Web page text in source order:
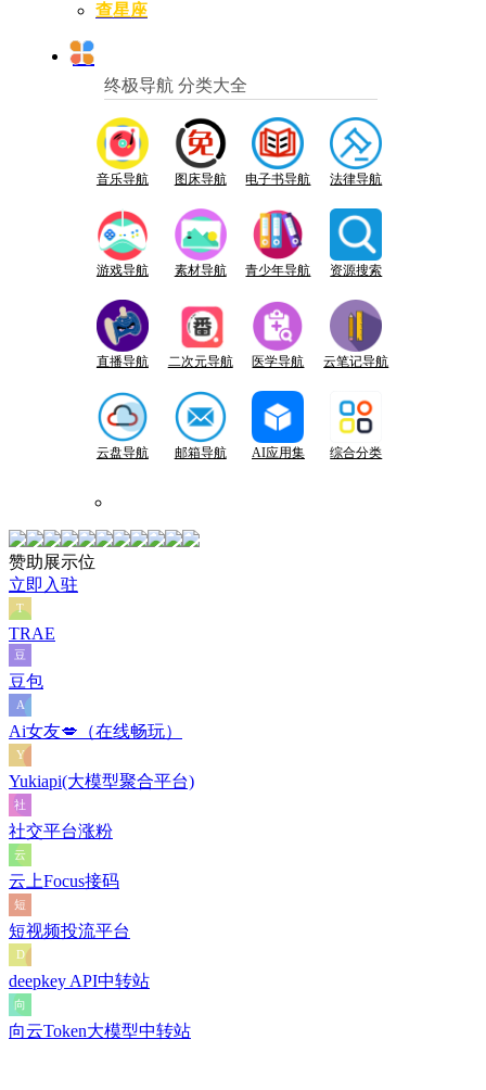
查星座
终极导航 分类大全
音乐导航 图床导航 电子书导航 法律导航
游戏导航 素材导航 青少年导航 资源搜索
直播导航 二次元导航 医学导航 云笔记导航
云盘导航 邮箱导航 AI应用集 综合分类
赞助展示位
立即入驻
TRAE
豆包
Ai女友💋（在线畅玩）
Yukiapi(大模型聚合平台)
社交平台涨粉
云上Focus接码
短视频投流平台
deepkey API中转站
向云Token大模型中转站